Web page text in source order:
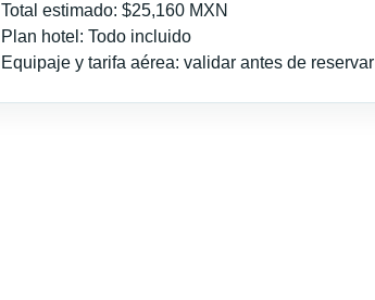
Total estimado: $25,160 MXN
Plan hotel: Todo incluido
Equipaje y tarifa aérea: validar antes de reservar